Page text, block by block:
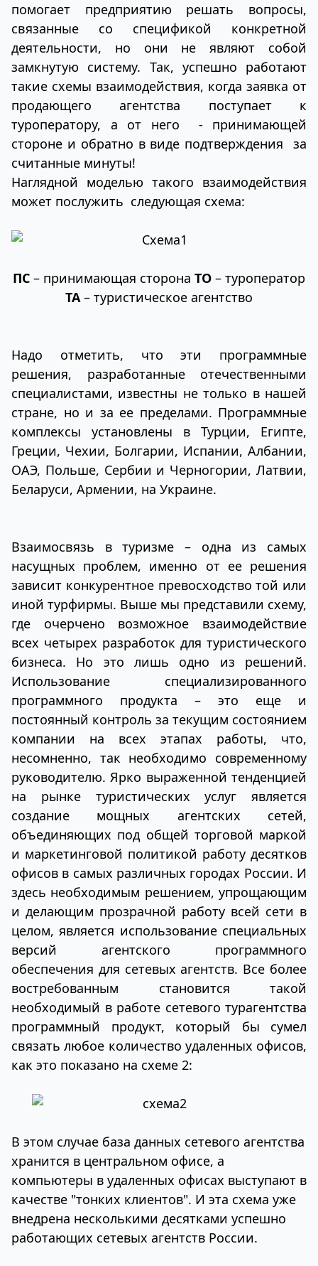
помогает предприятию решать вопросы,
связанные со спецификой конкретной
деятельности, но они не являют собой
замкнутую систему. Так, успешно работают
такие схемы взаимодействия, когда заявка от
продающего агентства поступает к
туроператору, а от него - принимающей
стороне и обратно в виде подтверждения за
считанные минуты!
Наглядной моделью такого взаимодействия
может послужить следующая схема:
ПС – принимающая сторона ТО – туроператор
ТА– туристическое агентство
Надо отметить, что эти программные
решения, разработанные отечественными
специалистами, известны не только в нашей
стране, но и за ее пределами. Программные
комплексы установлены в Турции, Египте,
Греции, Чехии, Болгарии, Испании, Албании,
ОАЭ, Польше, Сербии и Черногории, Латвии,
Беларуси, Армении, на Украине.
Взаимосвязь в туризме – одна из самых
насущных проблем, именно от ее решения
зависит конкурентное превосходство той или
иной турфирмы. Выше мы представили схему,
где очерчено возможное взаимодействие
всех четырех разработок для туристического
бизнеса. Но это лишь одно из решений.
Использование специализированного
программного продукта – это еще и
постоянный контроль за текущим состоянием
компании на всех этапах работы, что,
несомненно, так необходимо современному
руководителю. Ярко выраженной тенденцией
на рынке туристических услуг является
создание мощных агентских сетей,
объединяющих под общей торговой маркой
и маркетинговой политикой работу десятков
офисов в самых различных городах России. И
здесь необходимым решением, упрощающим
и делающим прозрачной работу всей сети в
целом, является использование специальных
версий агентского программного
обеспечения для сетевых агентств. Все более
востребованным становится такой
необходимый в работе сетевого турагентства
программный продукт, который бы сумел
связать любое количество удаленных офисов,
как это показано на схеме 2:
В этом случае база данных сетевого агентства
хранится в центральном офисе, а
компьютеры в удаленных офисах выступают в
качестве "тонких клиентов". И эта схема уже
внедрена несколькими десятками успешно
работающих сетевых агентств России.